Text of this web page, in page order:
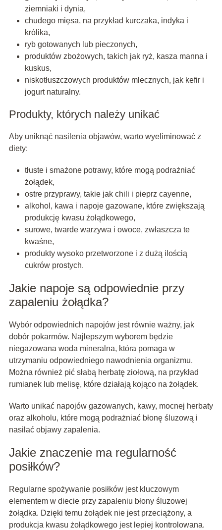
ziemniaki i dynia,
chudego mięsa, na przykład kurczaka, indyka i
królika,
ryb gotowanych lub pieczonych,
produktów zbożowych, takich jak ryż, kasza manna i
kuskus,
niskotłuszczowych produktów mlecznych, jak kefir i
jogurt naturalny.
Produkty, których należy unikać
Aby uniknąć nasilenia objawów, warto wyeliminować z
diety:
tłuste i smażone potrawy, które mogą podrażniać
żołądek,
ostre przyprawy, takie jak chili i pieprz cayenne,
alkohol, kawa i napoje gazowane, które zwiększają
produkcję kwasu żołądkowego,
surowe, twarde warzywa i owoce, zwłaszcza te
kwaśne,
produkty wysoko przetworzone i z dużą ilością
cukrów prostych.
Jakie napoje są odpowiednie przy
zapaleniu żołądka?
Wybór odpowiednich napojów jest równie ważny, jak
dobór pokarmów. Najlepszym wyborem będzie
niegazowana woda mineralna, która pomaga w
utrzymaniu odpowiedniego nawodnienia organizmu.
Można również pić słabą herbatę ziołową, na przykład
rumianek lub melisę, które działają kojąco na żołądek.
Warto unikać napojów gazowanych, kawy, mocnej herbaty
oraz alkoholu, które mogą podrażniać błonę śluzową i
nasilać objawy zapalenia.
Jakie znaczenie ma regularność
posiłków?
Regularne spożywanie posiłków jest kluczowym
elementem w diecie przy zapaleniu błony śluzowej
żołądka. Dzięki temu żołądek nie jest przeciążony, a
produkcja kwasu żołądkowego jest lepiej kontrolowana.